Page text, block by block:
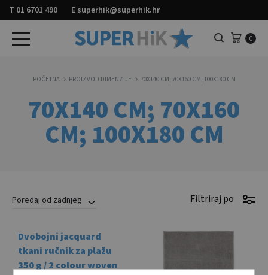
T 01 6701 490 E superhik@superhik.hr
Pretraga 0
70X140 CM; 70X160
CM; 100X180 CM
POČETNA PROIZVOD DIMENZIJE 70X140 CM; 70X160 CM; 100X180 CM
Poredaj od zadnjeg Filtriraj po
Dvobojni jacquard
tkani ručnik za plažu
350 g / 2 colour woven